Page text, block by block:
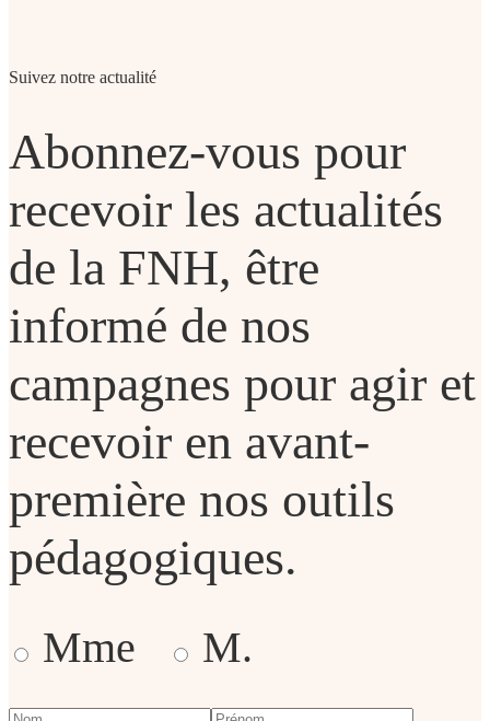
Suivez notre actualité
Abonnez-vous pour
recevoir les actualités
de la FNH, être
informé de nos
campagnes pour agir et
recevoir en avant-
première nos outils
pédagogiques.
Mme M.